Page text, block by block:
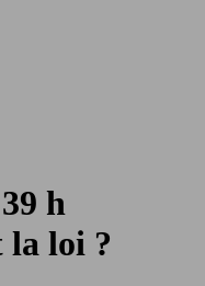
h
la loi ?